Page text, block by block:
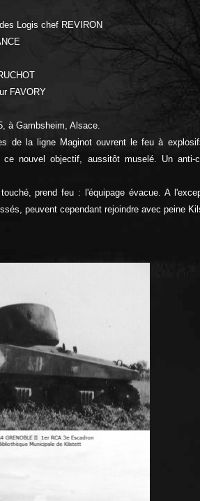
Logis chef REVIRON
FAVORY
à Gambsheim, Alsace.
de la ligne Maginot ouvrent le feu à
nouvel objectif, aussitôt muselé. Un
prend feu : l'équipage évacue. A
peuvent cependant rejoindre avec peine